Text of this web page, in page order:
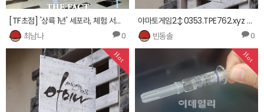
[TF초점] '상륙 1년' 세포라, 체험 서비스 재개 &quot;차별화로 코로나 위기 넘는다&quot;
최남나
0
야마토게임2↕0353.TPE762.xyz ┽야마토게임다운 오션파라다이스3인터넷카지노 ▨
빈동솔
0
Hot Hot